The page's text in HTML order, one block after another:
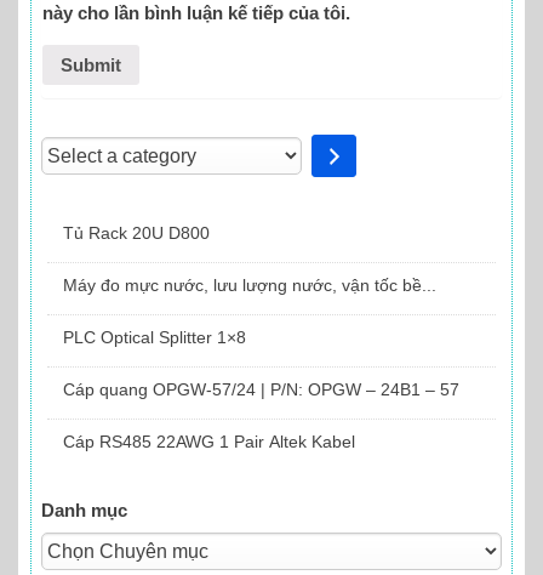
này cho lần bình luận kế tiếp của tôi.
Select
a
Tủ Rack 20U D800
Máy đo mực nước, lưu lượng nước, vận tốc bề...
PLC Optical Splitter 1×8
Cáp quang OPGW-57/24 | P/N: OPGW – 24B1 – 57
Cáp RS485 22AWG 1 Pair Altek Kabel
Danh mục